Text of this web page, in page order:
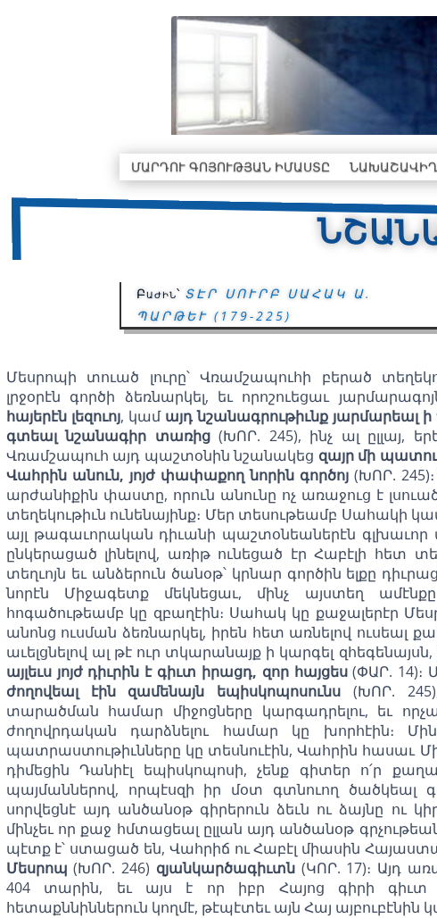
ՄԱՐԴՈՒ ԳՈՅՈՒԹՅԱՆ ԻՄԱՍՏԸ
Բաժին՝ ՏԷՐ ՍՈՒՐԲ ՍԱՀԱԿ Ա.
ՊԱՐԹԵՒ (179-225)
Մեսրոպի տուած լուրը՝ Վռամշապուհի բերած
լրջօրէն գործի ձեռնարկել, եւ որոշուեցաւ
հայերէն լեզուոյ, կամ այդ նշանագրութիւնք յարմարեալ
գտեալ նշանագիր տառից(ԽՈՐ. 245), ինչ ալ ըլլայ,
Վռամշապուհ այդ պաշտօնին նշանակեց զայր մի
Վահրին անուն, յոյժ փափաքող նորին գործոյ(ԽՈՐ.
արժանիքին փաստը, որուն անունը ոչ առաջուց է
տեղեկութիւն ունենայինք։ Մեր տեսութեամբ Սահակի
այլ թագաւորական դիւանի պաշտօնեաներէն գլխաւոր
ընկերացած լինելով, առիթ ունեցած էր Հաբէլի հետ
տեղւոյն եւ անձերուն ծանօթ՝ կրնար գործին ելքը
նորէն Միջագետք մեկնեցաւ, մինչ այստեղ
հոգածութեամբ կը զբաղէին։ Սահակ կը քաջալերէր
անոնց ուսման ձեռնարկել, իրեն հետ առնելով ուսեալ
աւելցնելով ալ թէ ուր տկարանայք ի կարգել զհեգենայսն,
այլեւս յոյժ դիւրին է գիւտ իրացդ, զոր հայցես(ՓԱՐ. 14)։
ժողովեալ էին զամենայն եպիսկոպոսունս (ԽՈՐ.
տարածման համար միջոցները կարգադրելու, եւ
ժողովրդական դարձնելու համար կը խորհէին։
պատրաստութիւնները կը տեսնուէին, Վահրին հասաւ
դիմեցին Դանիէլ եպիսկոպոսի, չենք գիտեր ո՛ր
պայմաններով, որպէսզի իր մօտ գտնուող ծածկեալ
սորվեցնէ այդ անծանօթ գիրերուն ձեւն ու ձայնը ու
մինչեւ որ քաջ հմտացեալ ըլլան այդ անծանօթ
պէտք է՝ ստացած են, Վահրիճ ու Հաբէլ միասին
Մեսրոպ (ԽՈՐ. 246) զյանկարծագիւտն(ԿՈՐ. 17)։ Այդ
404 տարին, եւ այս է որ իբր Հայոց գիրի գիւտ
հետաքննիններուն կողմէ, թէպէտեւ այն Հայ այբուբէնին